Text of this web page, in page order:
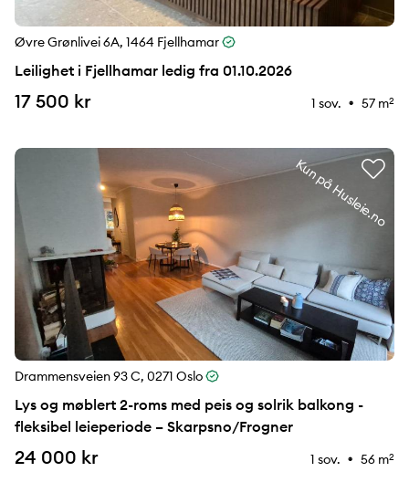
Øvre Grønlivei 6A, 1464 Fjellhamar
Leilighet i Fjellhamar ledig fra 01.10.2026
17 500 kr 1 sov. ⚉ 57 m2
Drammensveien 93 C, 0271 Oslo
Lys og møblert 2-roms med peis og solrik balkong -
fleksibel leieperiode – Skarpsno/Frogner
24 000 kr 1 sov. ⚉ 56 m2
Kun på Husleie.no